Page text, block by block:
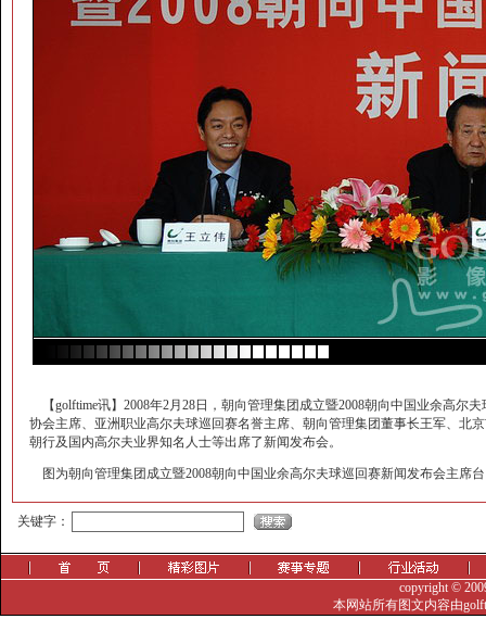
【golftime讯】2008年2月28日，朝向管理集团成立暨2008朝向中国业余高尔
协会主席、亚洲职业高尔夫球巡回赛名誉主席、朝向管理集团董事长王军、北
朝行及国内高尔夫业界知名人士等出席了新闻发布会。
图为朝向管理集团成立暨2008朝向中国业余高尔夫球巡回赛新闻发布会主席
觐眈箅圉?-噤忸赅蜞
关键字：
copyright ©
本网站所有图文内容由